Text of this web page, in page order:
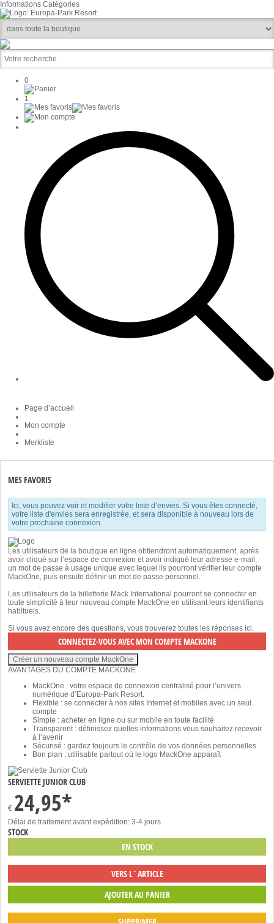
Informations Catégories
0
1
Page d’accueil
Mon compte
Merkliste
MES FAVORIS
Ici, vous pouvez voir et modifier votre liste d’envies. Si vous êtes connecté,
votre liste d'envies sera enregistrée, et sera disponible à nouveau lors de
votre prochaine connexion.
Les utilisateurs de la boutique en ligne obtiendront automatiquement, après
avoir cliqué sur l’espace de connexion et avoir indiqué leur adresse e-mail,
un mot de passe à usage unique avec lequel ils pourront vérifier leur compte
MackOne, puis ensuite définir un mot de passe personnel.
Les utilisateurs de la billetterie Mack International pourront se connecter en
toute simplicité à leur nouveau compte MackOne en utilisant leurs identifiants
habituels.
Si vous avez encore des questions, vous trouverez toutes les réponses ici
AVANTAGES DU COMPTE MACKONE
MackOne : votre espace de connexion centralisé pour l’univers
numérique d’Europa-Park Resort.
Flexible : se connecter à nos sites Internet et mobiles avec un seul
compte
Simple : acheter en ligne ou sur mobile en toute facilité
Transparent : définissez quelles informations vous souhaitez recevoir
à l’avenir
Sécurisé : gardez toujours le contrôle de vos données personnelles
Bon plan : utilisable partout où le logo MackOne apparaît
SERVIETTE JUNIOR CLUB
€ 24,95*
Délai de traitement avant expédition: 3-4 jours
STOCK
EN STOCK
VERS L´ARTICLE